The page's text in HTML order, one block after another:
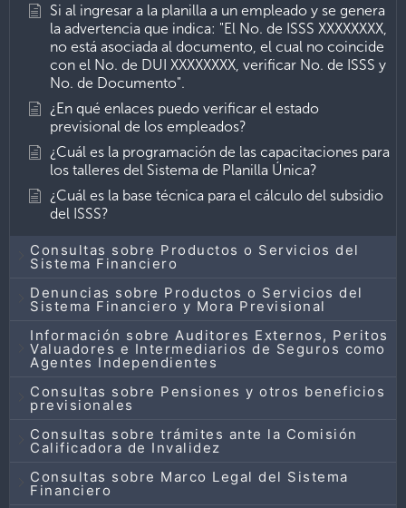
Si al ingresar a la planilla a un empleado y se genera
la advertencia que indica: "El No. de ISSS XXXXXXXX,
no está asociada al documento, el cual no coincide
con el No. de DUI XXXXXXXX, verificar No. de ISSS y
No. de Documento".
¿En qué enlaces puedo verificar el estado
previsional de los empleados?
¿Cuál es la programación de las capacitaciones para
los talleres del Sistema de Planilla Única?
¿Cuál es la base técnica para el cálculo del subsidio
del ISSS?
Consultas sobre Productos o Servicios del
Sistema Financiero
Denuncias sobre Productos o Servicios del
Sistema Financiero y Mora Previsional
Información sobre Auditores Externos, Peritos
Valuadores e Intermediarios de Seguros como
Agentes Independientes
Consultas sobre Pensiones y otros beneficios
previsionales
Consultas sobre trámites ante la Comisión
Calificadora de Invalidez
Consultas sobre Marco Legal del Sistema
Financiero